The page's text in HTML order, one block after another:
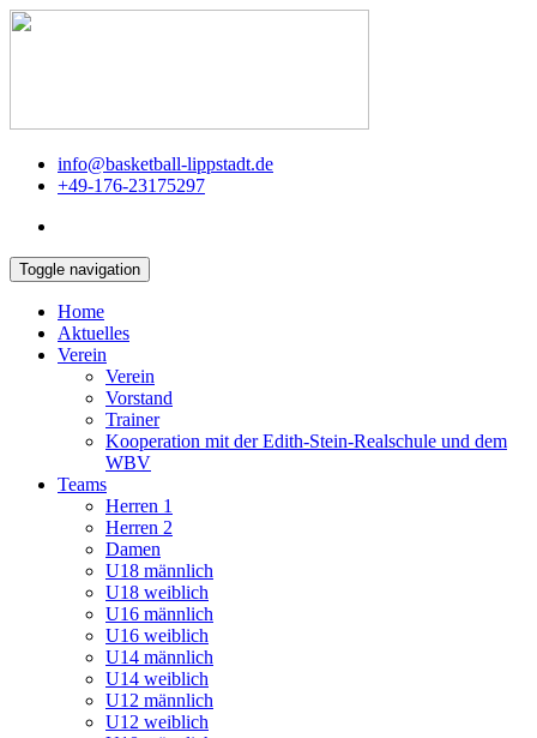
info@basketball-lippstadt.de
+49-176-23175297
Toggle navigation
Home
Aktuelles
Verein
Verein
Vorstand
Trainer
Kooperation mit der Edith-Stein-Realschule und dem
WBV
Teams
Herren 1
Herren 2
Damen
U18 männlich
U18 weiblich
U16 männlich
U16 weiblich
U14 männlich
U14 weiblich
U12 männlich
U12 weiblich